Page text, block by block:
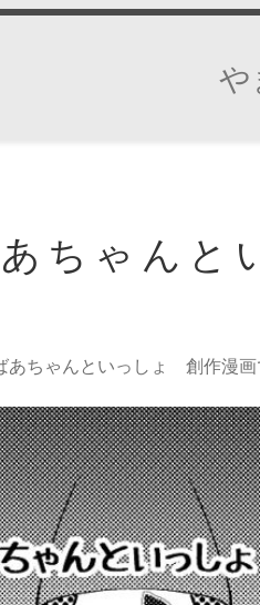
や
ちゃんと
あちゃんといっしょ 創作漫画